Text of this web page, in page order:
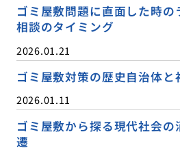
ゴミ屋敷問題に直面した時
相談のタイミング
2026.01.21
ゴミ屋敷対策の歴史自治体と
2026.01.11
ゴミ屋敷から探る現代社会
遷